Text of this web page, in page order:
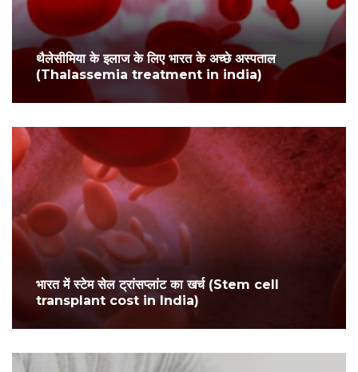
थैलेसीमिया के इलाज के लिए भारत के अच्छे अस्पताल
(Thalassemia treatment in india)
भारत में स्टेम सेल ट्रांसप्लांट का खर्च (Stem cell
transplant cost in India)